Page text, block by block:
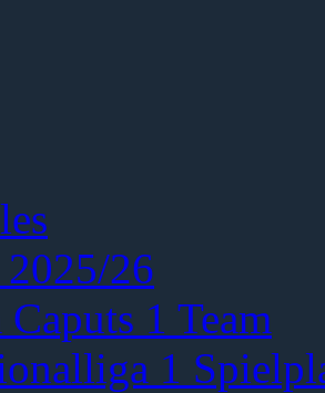
2025/26
Caputs 1 Team
1